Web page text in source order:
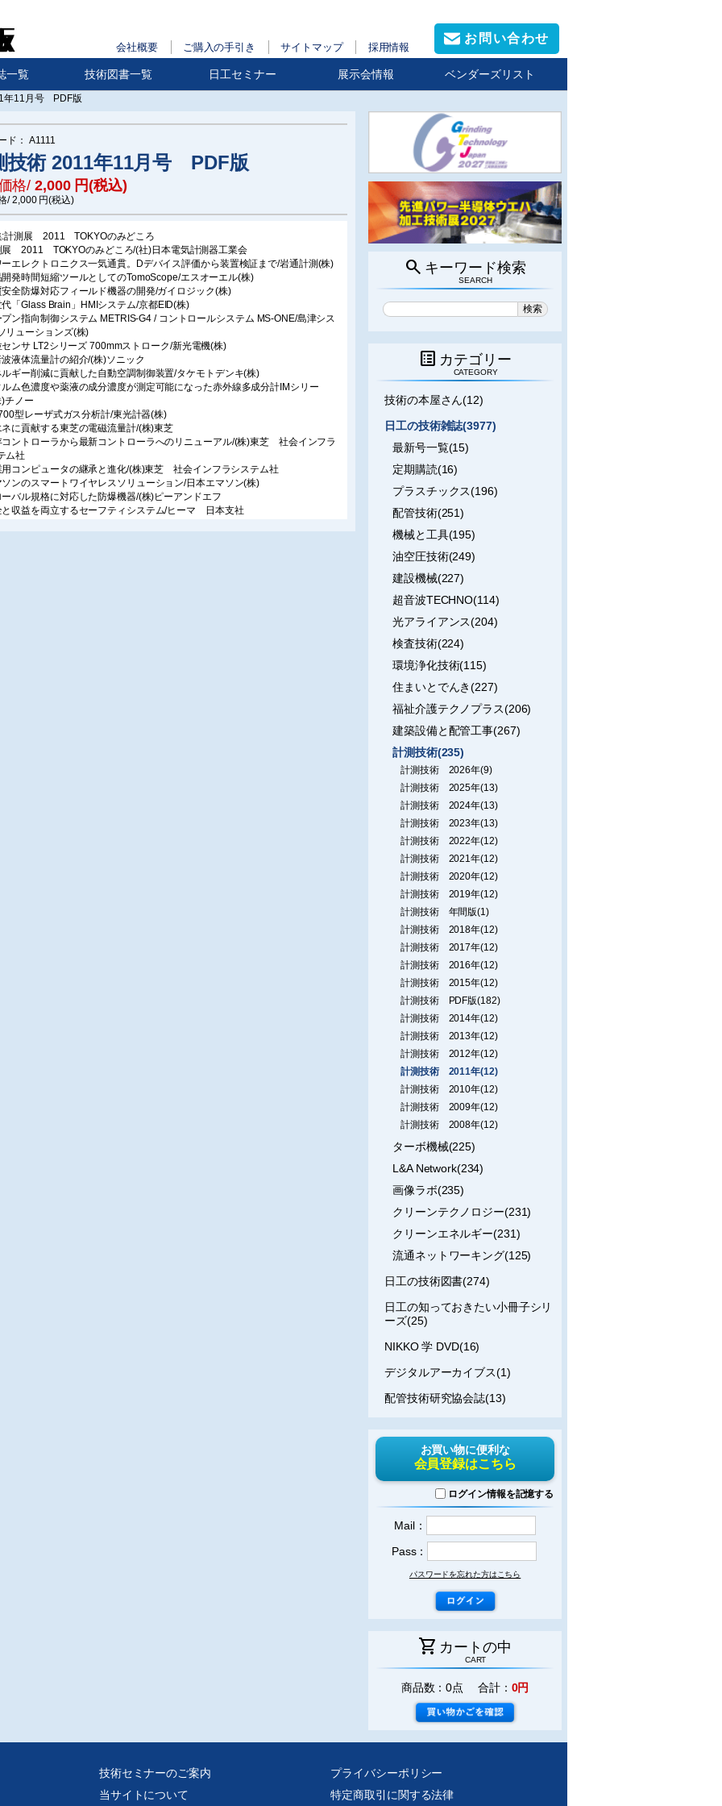
会社概要 ご購入の手引き サイトマップ 採用情報
お問い合わせ
一覧 技術図書一覧 日工セミナー 展示会情報 ベンダーズリスト
年11月号 PDF版
ド： A1111
技術 2011年11月号 PDF版
格/ 2,000円(税込)
/ 2,000円(税込)
:計測展 2011 TOKYOのみどころ
展 2011 TOKYOのみどころ/(社)日本電気計測器工業会
ーエレクトロニクス一気通貫。Dデバイス評価から装置検証まで/岩通計測(株)
開発時間短縮ツールとしてのTomoScope/エスオーエル(株)
安全防爆対応フィールド機器の開発/ガイロジック(株)
代「Glass Brain」HMIシステム/京都EID(株)
プン指向制御システム METRIS-G4 / コントロールシステム MS-ONE/島津シス
リューションズ(株)
センサ LT2シリーズ 700mmストローク/新光電機(株)
波液体流量計の紹介/(株)ソニック
ルギー削減に貢献した自動空調制御装置/タケモトデンキ(株)
ルム色濃度や薬液の成分濃度が測定可能になった赤外線多成分計IMシリー
)チノー
型レーザ式ガス分析計/東光計器(株)
ネに貢献する東芝の電磁流量計/(株)東芝
コントローラから最新コントローラへのリニューアル/(株)東芝 社会インフラ
ム社
用コンピュータの継承と進化/(株)東芝 社会インフラシステム社
ソンのスマートワイヤレスソリューション/日本エマソン(株)
ーバル規格に対応した防爆機器/(株)ピーアンドエフ
と収益を両立するセーフティシステム/ヒーマ 日本支社
search キーワード検索
SEARCH
list_alt カテゴリー
CATEGORY
技術の本屋さん(12)
日工の技術雑誌(3977)
最新号一覧(15)
定期購読(16)
プラスチックス(196)
配管技術(251)
機械と工具(195)
油空圧技術(249)
建設機械(227)
超音波TECHNO(114)
光アライアンス(204)
検査技術(224)
環境浄化技術(115)
住まいとでんき(227)
福祉介護テクノプラス(206)
建築設備と配管工事(267)
計測技術(235)
計測技術 2026年(9)
計測技術 2025年(13)
計測技術 2024年(13)
計測技術 2023年(13)
計測技術 2022年(12)
計測技術 2021年(12)
計測技術 2020年(12)
計測技術 2019年(12)
計測技術 年間版(1)
計測技術 2018年(12)
計測技術 2017年(12)
計測技術 2016年(12)
計測技術 2015年(12)
計測技術 PDF版(182)
計測技術 2014年(12)
計測技術 2013年(12)
計測技術 2012年(12)
計測技術 2011年(12)
計測技術 2010年(12)
計測技術 2009年(12)
計測技術 2008年(12)
ターボ機械(225)
L&A Network(234)
画像ラボ(235)
クリーンテクノロジー(231)
クリーンエネルギー(231)
流通ネットワーキング(125)
日工の技術図書(274)
日工の知っておきたい小冊子シリ
ーズ(25)
NIKKO 学 DVD(16)
デジタルアーカイブス(1)
配管技術研究協会誌(13)
お買い物に便利な
会員登録はこちら
ログイン情報を記憶する
Mail：
Pass：
パスワードを忘れた方はこちら
shopping_cart カートの中
CART
商品数：0点 合計： 0円
技術セミナーのご案内
当サイトについて
プライバシーポリシー
特定商取引に関する法律